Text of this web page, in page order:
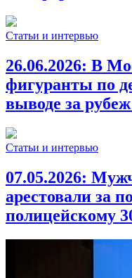
Статьи и интервью
26.06.2026: В
фигуранты по
выводе за
Статьи и интервью
07.05.2026:
арестовали за
полицейскому